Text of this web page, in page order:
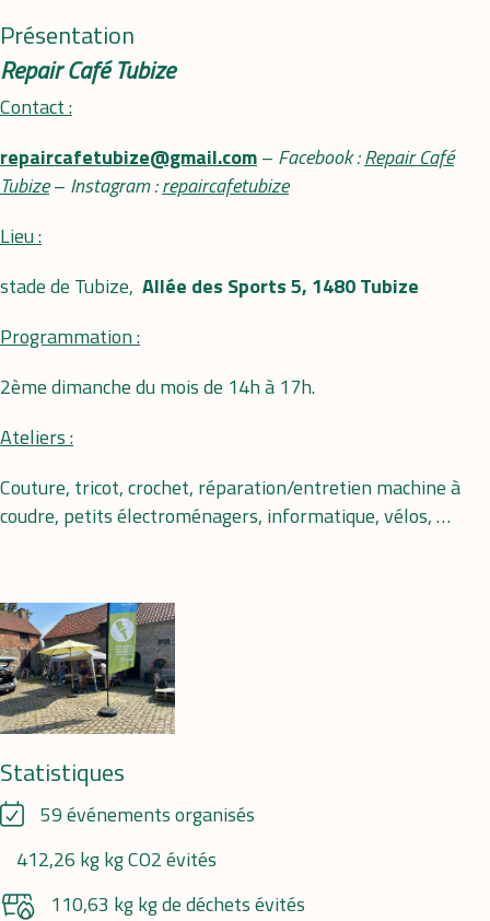
Présentation
Repair Café Tubize
Contact :
repaircafetubize@gmail.com– Facebook :Repair Café
Tubize– Instagram :repaircafetubize
Lieu :
stade de Tubize, Allée des Sports 5, 1480 Tubize
Programmation :
2ème dimanche du mois de 14h à 17h.
Ateliers :
Couture, tricot, crochet, réparation/entretien machine à
coudre, petits électroménagers, informatique, vélos, …
Statistiques
59 événements organisés
412,26 kg kg CO2 évités
110,63 kg kg de déchets évités